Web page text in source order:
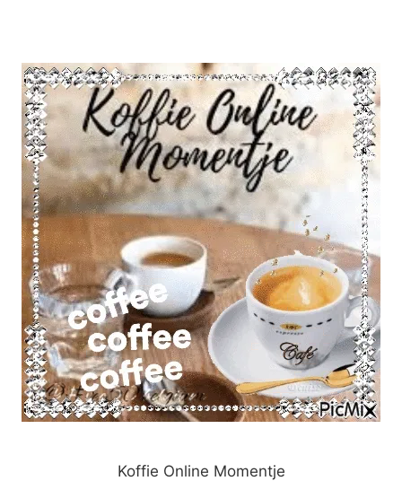
Koffie Online Momentje